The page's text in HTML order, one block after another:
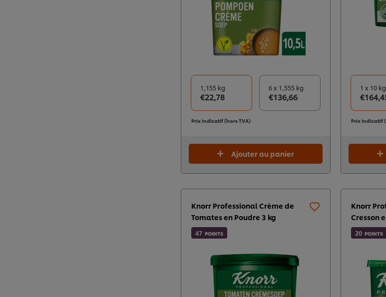
1,155 kg
€22,78
6 x 1,555 kg
€136,66
Prix indicatif (hors TVA)
Ajouter au panier
1 x 10 kg
Prix indicatif
Knorr Professional Crème de
Tomates en Poudre 3 kg​
47 POINTS
Knorr
Cresson
20 POINTS